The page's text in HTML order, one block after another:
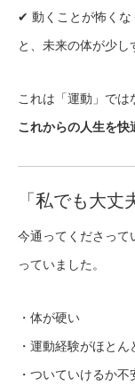
✔ 動くことが怖くな
と、未来の体が少し
これは「運動」では
これからの人生を快
「私でも大
今通ってくださって
っていました。
・体が硬い
・運動経験がほとん
・ついていけるか不